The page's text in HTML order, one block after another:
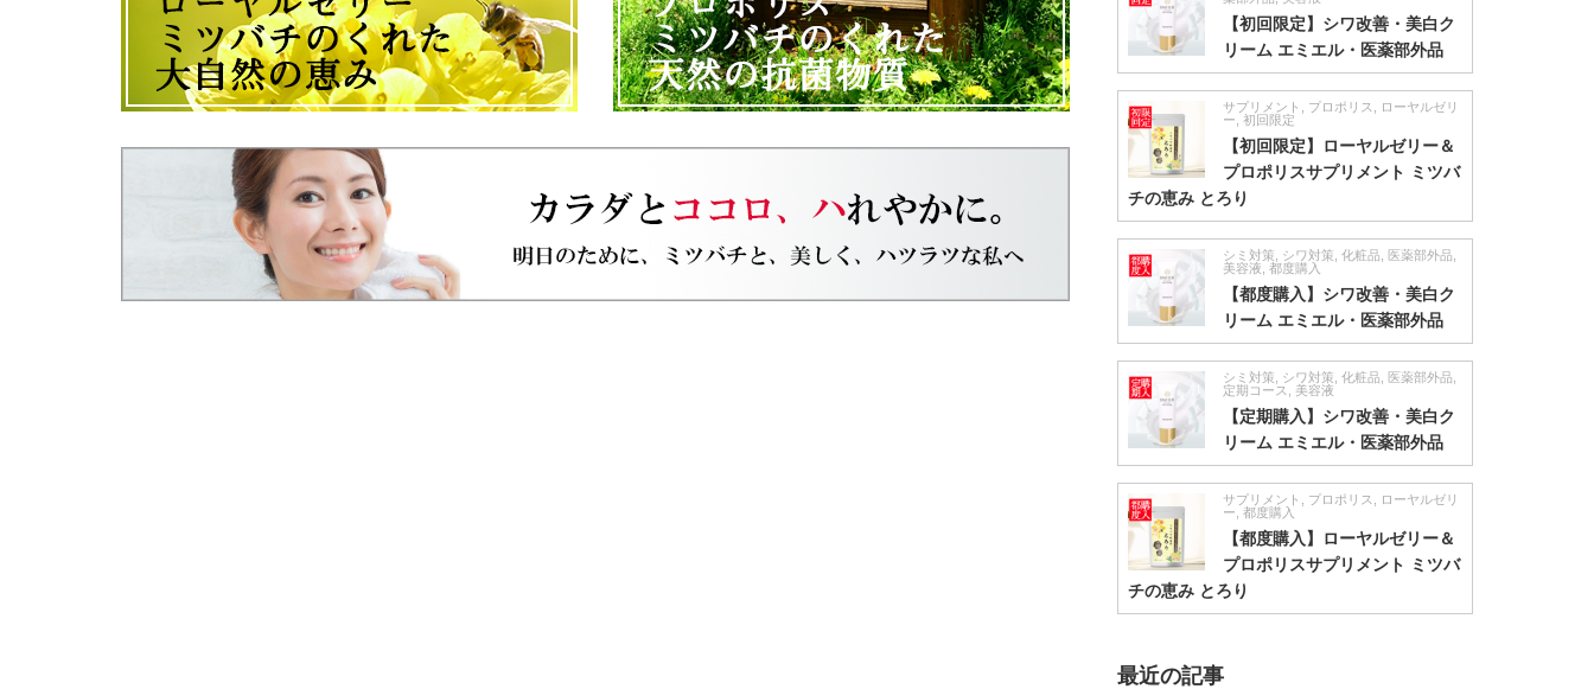
【初回限定】シワ改善・美白ク
リーム エミエル・医薬部外品
サプリメント プロポリス
ローヤルゼリ
ー 初回限定
【初回限定】ローヤルゼリー＆
プロポリスサプリメント ミツバ
チの恵み とろり
シミ対策 シワ対策 化粧品 医薬部外品
美容液 都度購入
【都度購入】シワ改善・美白ク
リーム エミエル・医薬部外品
シミ対策 シワ対策 化粧品 医薬部外品
定期コース
美容液
【定期購入】シワ改善・美白ク
リーム エミエル・医薬部外品
サプリメント プロポリス
ローヤルゼリ
ー 都度購入
【都度購入】ローヤルゼリー＆
プロポリスサプリメント ミツバ
チの恵み とろり
最近の記事